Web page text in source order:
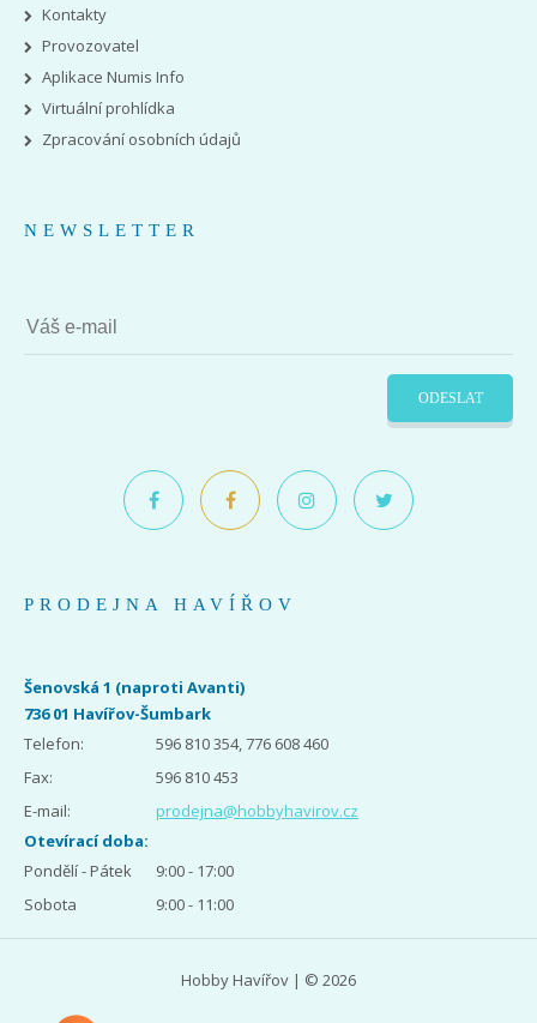
Kontakty
Provozovatel
Aplikace Numis Info
Virtuální prohlídka
Zpracování osobních údajů
NEWSLETTER
ODESLAT
PRODEJNA HAVÍŘOV
Šenovská 1 (naproti Avanti)
736 01 Havířov-Šumbark
Telefon:
596 810 354, 776 608 460
Fax:
596 810 453
E-mail:
prodejna@hobbyhavirov.cz
Otevírací doba:
Pondělí - Pátek
9:00 - 17:00
Sobota
9:00 - 11:00
Hobby Havířov | © 2026